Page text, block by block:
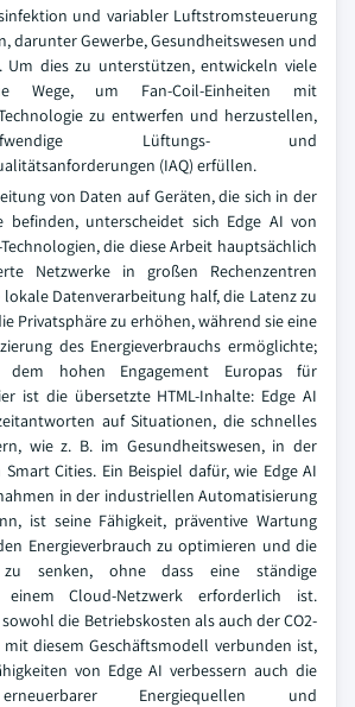
und variabler Luftstromsteuerung
darunter Gewerbe, Gesundheitswesen und
Um dies zu unterstützen, entwickeln viele
Wege, um Fan-Coil-Einheiten mit
zu entwerfen und herzustellen,
Lüftungs- und
(IAQ) erfüllen.
von Daten auf Geräten, die sich in der
befinden, unterscheidet sich Edge AI von
die diese Arbeit hauptsächlich
Netzwerke in großen Rechenzentren
Datenverarbeitung half, die Latenz zu
Privatsphäre zu erhöhen, während sie eine
des Energieverbrauchs ermöglichte;
dem hohen Engagement Europas für
ist die übersetzte HTML-Inhalte: Edge AI
auf Situationen, die schnelles
wie z. B. im Gesundheitswesen, in der
Cities. Ein Beispiel dafür, wie Edge AI
in der industriellen Automatisierung
ist seine Fähigkeit, präventive Wartung
Energieverbrauch zu optimieren und die
zu senken, ohne dass eine ständige
Cloud-Netzwerk erforderlich ist.
die Betriebskosten als auch der CO2-
diesem Geschäftsmodell verbunden ist,
von Edge AI verbessern auch die
Energiequellen und